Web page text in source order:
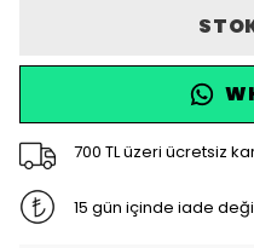
700 TL üzeri ücretsiz
15 gün içinde iade